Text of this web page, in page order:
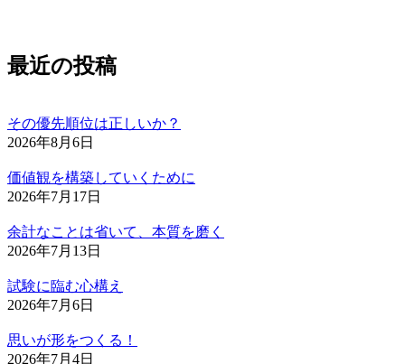
最近の投稿
その優先順位は正しいか？
2026年8月6日
価値観を構築していくために
2026年7月17日
余計なことは省いて、本質を磨く
2026年7月13日
試験に臨む心構え
2026年7月6日
思いが形をつくる！
2026年7月4日